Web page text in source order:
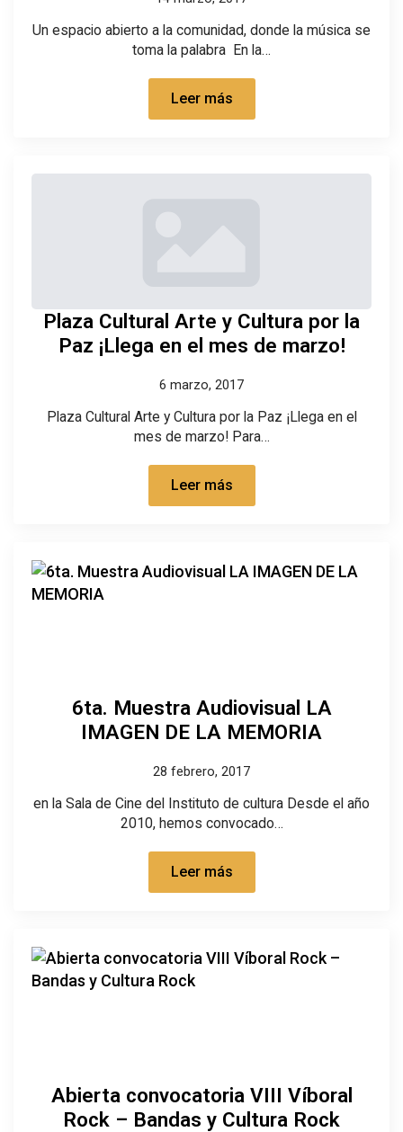
Un espacio abierto a la comunidad, donde la música se
toma la palabra En la…
Leer más
Plaza Cultural Arte y Cultura por la
Paz ¡Llega en el mes de marzo!
6 marzo, 2017
Plaza Cultural Arte y Cultura por la Paz ¡Llega en el
mes de marzo! Para…
Leer más
6ta. Muestra Audiovisual LA
IMAGEN DE LA MEMORIA
28 febrero, 2017
en la Sala de Cine del Instituto de cultura Desde el año
2010, hemos convocado…
Leer más
Abierta convocatoria VIII Víboral
Rock – Bandas y Cultura Rock